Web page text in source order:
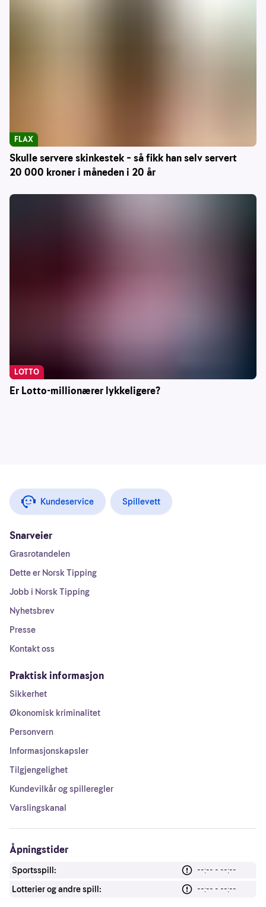
Skulle servere skinkestek – så fikk han selv servert
20 000 kroner i måneden i 20 år
FLAX
Er Lotto-millionærer lykkeligere?
LOTTO
Kundeservice Spillevett
Snarveier
Grasrotandelen
Dette er Norsk Tipping
Jobb i Norsk Tipping
Nyhetsbrev
Presse
Kontakt oss
Praktisk informasjon
Sikkerhet
Økonomisk kriminalitet
Personvern
Informasjonskapsler
Tilgjengelighet
Kundevilkår og spilleregler
Varslingskanal
Åpningstider
Sportsspill:
--:-- - --:--
Lotterier og andre spill:
--:-- - --:--